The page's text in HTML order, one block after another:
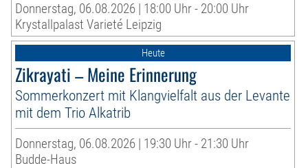
Donnerstag, 06.08.2026 | 18:00 Uhr - 20:00 Uhr
Krystallpalast Varieté Leipzig
Heute
Zikrayati – Meine Erinnerung
Sommerkonzert mit Klangvielfalt aus der Levante
mit dem Trio Alkatrib
Donnerstag, 06.08.2026 | 19:30 Uhr - 21:30 Uhr
Budde-Haus